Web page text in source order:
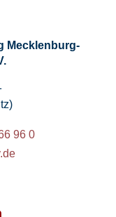
Mecklenburg-
96 0